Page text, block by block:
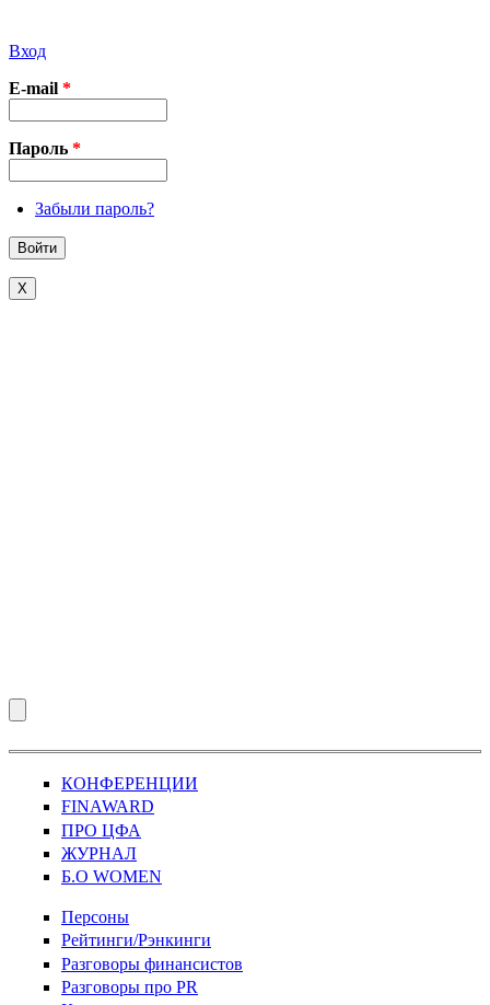
Вход
E-mail *
Пароль *
Забыли пароль?
X
КОНФЕРЕНЦИИ
FINAWARD
ПРО ЦФА
ЖУРНАЛ
Б.О WOMEN
Персоны
Рейтинги/Рэнкинги
Разговоры финансистов
Разговоры про PR